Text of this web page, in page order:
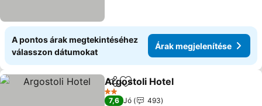
A pontos árak megtekintéséhez
válasszon dátumokat
Árak megjelenítése
MegosztásHozzáadás a kedvencekhez
Argostoli Hotel
2 Kategória
7,6 Jó
493